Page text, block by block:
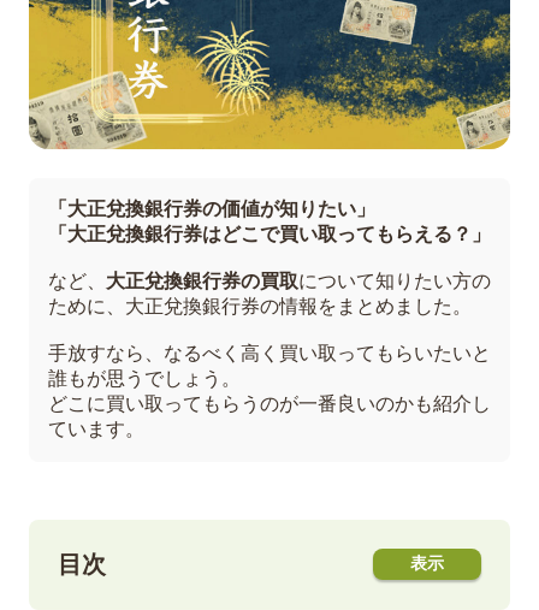
「大正兌換銀行券の価値が知りたい」
「大正兌換銀行券はどこで買い取ってもらえる？」
など、 大正兌換銀行券の買取について知りたい方の
ために、大正兌換銀行券の情報をまとめました。
手放すなら、なるべく高く買い取ってもらいたいと
誰もが思うでしょう。
どこに買い取ってもらうのが一番良いのかも紹介し
ています。
目次